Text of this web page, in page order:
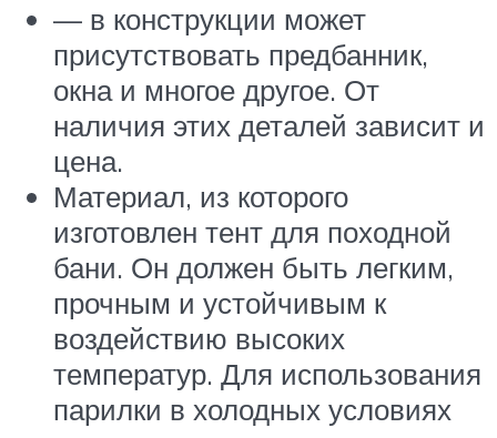
— в конструкции может
присутствовать предбанник,
окна и многое другое. От
наличия этих деталей зависит и
цена.
Материал, из которого
изготовлен тент для походной
бани. Он должен быть легким,
прочным и устойчивым к
воздействию высоких
температур. Для использования
парилки в холодных условиях